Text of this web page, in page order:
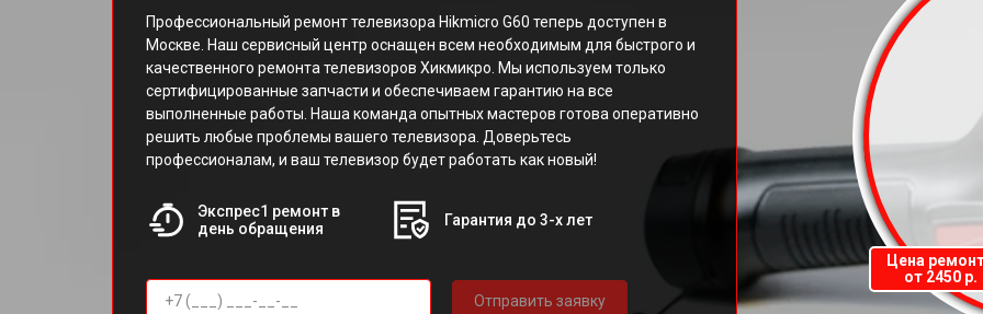
Профессиональный ремонт телевизора Hikmicro G60 теперь доступен в
Москве. Наш сервисный центр оснащен всем необходимым для быстрого и
качественного ремонта телевизоров Хикмикро. Мы используем только
сертифицированные запчасти и обеспечиваем гарантию на все
выполненные работы. Наша команда опытных мастеров готова оперативно
решить любые проблемы вашего телевизора. Доверьтесь
профессионалам, и ваш телевизор будет работать как новый!
Экспрес1 ремонт в
день обращения
Гарантия до 3-х лет
Отправить заявку
Цена
от 2450 р.